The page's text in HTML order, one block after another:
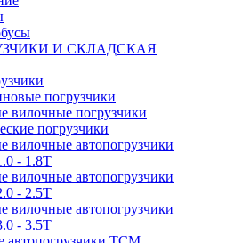
И СКЛАДСКАЯ
погрузчики
вилочные погрузчики
погрузчики
вилочные автопогрузчики
- 1.8T
вилочные автопогрузчики
- 2.5T
вилочные автопогрузчики
- 3.5Т